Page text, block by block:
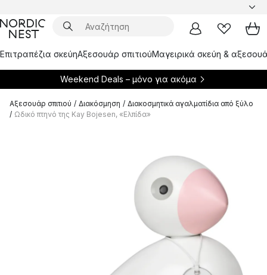
Επιτραπέζια σκεύηΑξεσουάρ σπιτιούΜαγειρικά σκεύη &
Weekend Deals – μόνο για ακόμα
Αξεσουάρ σπιτιού / Διακόσμηση / Διακοσμητικά αγαλματίδια από ξύλο
/ Ωδικό πτηνό της Kay Bojesen, «Ελπίδα»